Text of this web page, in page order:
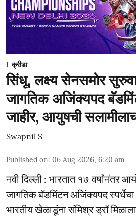
क्रीडा
सिंधू, लक्ष्य सेनसमोर
जागतिक अजिंक्यपद
जाहीर, आयुषची
Swapnil S
Published on: 06 Aug 2026, 6:20 am
नवी दिल्ली : भारतात १७ वर्षांनंतर
जागतिक बॅडमिंटन अजिंक्यपद
भारतीय खेळाडूंना संमिश्र ड्रॉ